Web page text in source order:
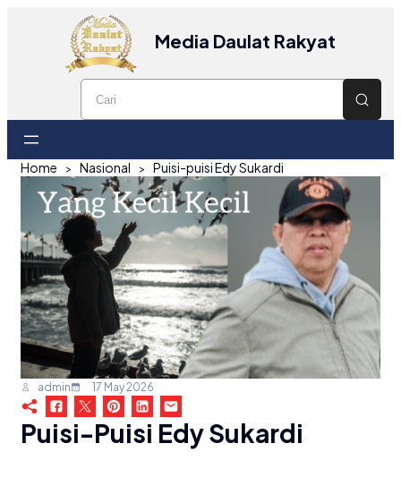
Media Daulat Rakyat
Home Nasional Puisi-puisi Edy Sukardi
admin 17 May 2026
Puisi-Puisi Edy Sukardi